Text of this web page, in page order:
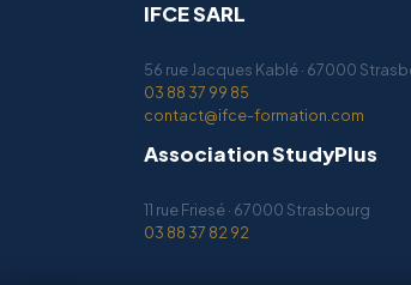
IFCE SARL
56 rue Jacques Kablé · 67000
03 88 37 99 85
contact@ifce-formation.com
Association StudyPlus
11 rue Friesé · 67000 Strasbourg
03 88 37 82 92